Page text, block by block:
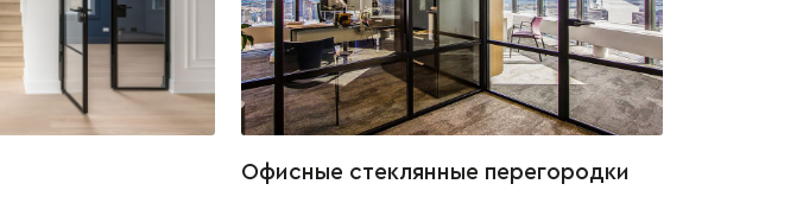
Офисные стеклянные перегородки